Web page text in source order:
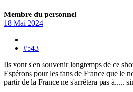
Membre du personnel
18 Mai 2024
#543
Ils vont s'en souvenir longtemps de ce
Espérons pour les fans de France que le
partir de la France ne s'arrêtera pas à.....